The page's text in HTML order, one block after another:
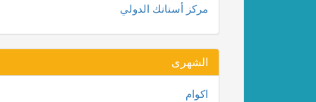
مركز أسنانك الدولي
الشهرى
اكوام